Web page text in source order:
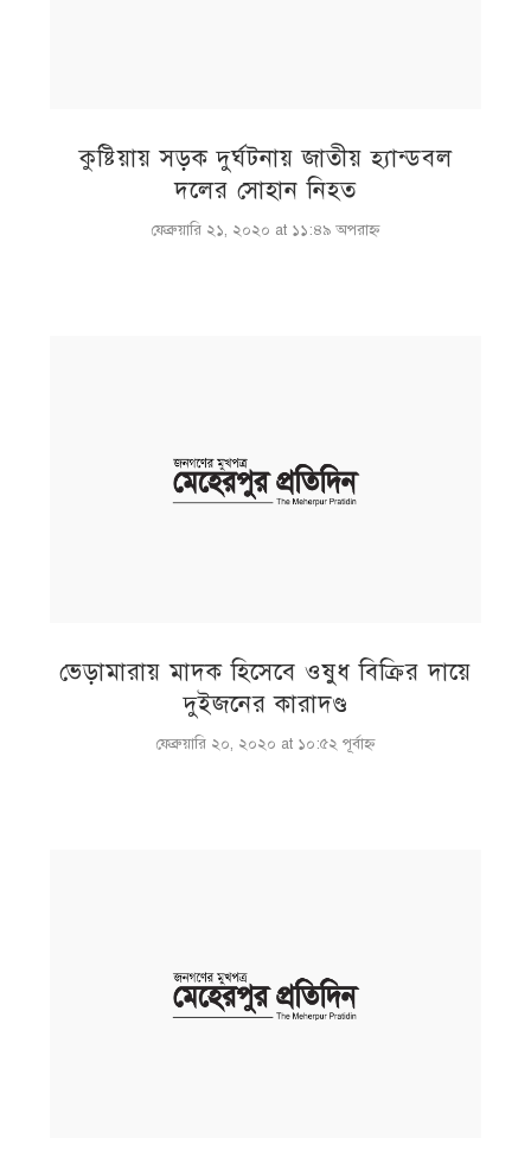
কুষ্টিয়ায় সড়ক দুর্ঘটনায় জাতীয় হ্যান্ডবল
দলের সোহান নিহত
ফেব্রুয়ারি ২১, ২০২০ at ১১:৪৯ অপরাহ্ণ
ভেড়ামারায় মাদক হিসেবে ওষুধ বিক্রির দায়ে
দুইজনের কারাদণ্ড
ফেব্রুয়ারি ২০, ২০২০ at ১০:৫২ পূর্বাহ্ণ